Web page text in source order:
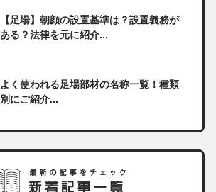
【足場】朝顔の設置基準は？設置義務が
ある？法律を元に紹介...
よく使われる足場部材の名称一覧！種類
別にご紹介...